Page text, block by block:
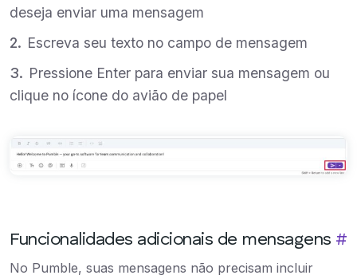
deseja enviar uma mensagem
Escreva seu texto no campo de mensagem
Pressione Enter para enviar sua mensagem ou
clique no ícone do avião de papel
Funcionalidades adicionais de mensagens #
No Pumble, suas mensagens não precisam incluir